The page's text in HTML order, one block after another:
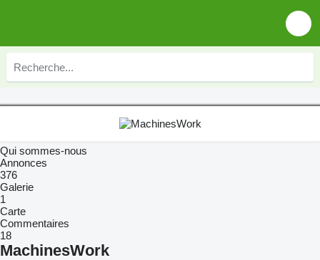
Qui sommes-nous
Annonces
376
Galerie
1
Carte
Commentaires
18
MachinesWork